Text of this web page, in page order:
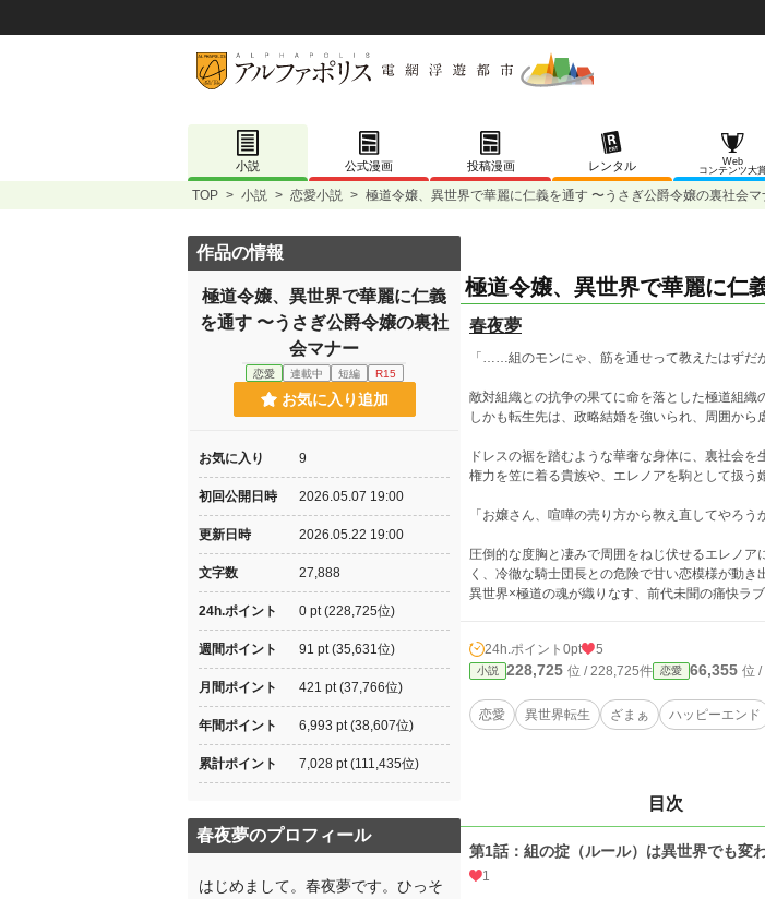
小説 公式漫画 投稿漫画 レンタル
Web
コンテンツ大
TOP > 小説 > 恋愛小説 > 極道令嬢、異世界で華麗に仁義を通す 〜うさぎ公爵令嬢の裏社会マ
極道令嬢、異世界で華麗に仁
春夜夢
「……組のモンにゃ、筋を通せって教えたはずだ
敵対組織との抗争の果てに命を落とした極道組織
しかも転生先は、政略結婚を強いられ、周囲から
ドレスの裾を踏むような華奢な身体に、裏社会を
権力を笠に着る貴族や、エレノアを駒として扱う
「お嬢さん、喧嘩の売り方から教え直してやろう
圧倒的な度胸と凄みで周囲をねじ伏せるエレノ
く、冷徹な騎士団長との危険で甘い恋模様が動き
異世界×極道の魂が織りなす、前代未聞の痛快ラブ
24h.ポイント 0pt 5
小説 228,725 位 / 228,725件 恋愛 66,355 位
恋愛 異世界転生 ざまぁ ハッピーエンド
目次
第1話：組の掟（ルール）は異世界でも変
1
作品の情報
極道令嬢、異世界で華麗に仁義
を通す 〜うさぎ公爵令嬢の裏社
会マナー
恋愛 連載中 短編 R15
お気に入り追加
お気に入り 9
初回公開日時 2026.05.07 19:00
更新日時 2026.05.22 19:00
文字数 27,888
24h.ポイント 0 pt (228,725位)
週間ポイント 91 pt (35,631位)
月間ポイント 421 pt (37,766位)
年間ポイント 6,993 pt (38,607位)
累計ポイント 7,028 pt (111,435位)
春夜夢のプロフィール
はじめまして。春夜夢です。ひっそ